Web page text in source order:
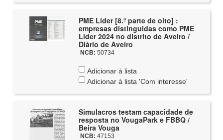
PME Líder [8.ª parte de oito] :
empresas distinguidas como PME
Líder 2024 no distrito de Aveiro /
Diário de Aveiro
NCB: 50734
Adicionar à lista
Adicionar à lista 'Com interesse'
Simulacros testam capacidade de
resposta no VougaPark e FBBQ /
Beira Vouga
NCB: 47153